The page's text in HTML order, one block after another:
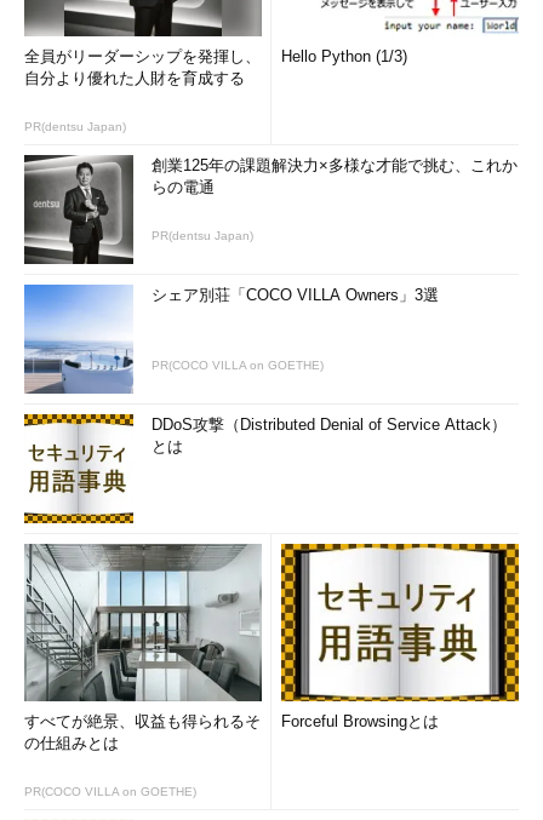
全員がリーダーシップを発揮し、
自分より優れた人財を育成する
PR(dentsu Japan)
Hello Python (1/3)
創業125年の課題解決力×多様な才能で挑む、これか
らの電通
PR(dentsu Japan)
シェア別荘「COCO VILLA Owners」3選
PR(COCO VILLA on GOETHE)
DDoS攻撃（Distributed Denial of Service Attack）
とは
すべてが絶景、収益も得られるそ
の仕組みとは
PR(COCO VILLA on GOETHE)
Forceful Browsingとは